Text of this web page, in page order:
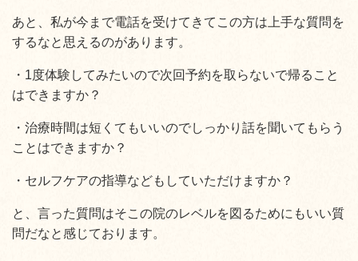
あと、私が今まで電話を受けてきてこの方は上手な質問を
するなと思えるのがあります。
・1度体験してみたいので次回予約を取らないで帰ること
はできますか？
・治療時間は短くてもいいのでしっかり話を聞いてもらう
ことはできますか？
・セルフケアの指導などもしていただけますか？
と、言った質問はそこの院のレベルを図るためにもいい質
問だなと感じております。